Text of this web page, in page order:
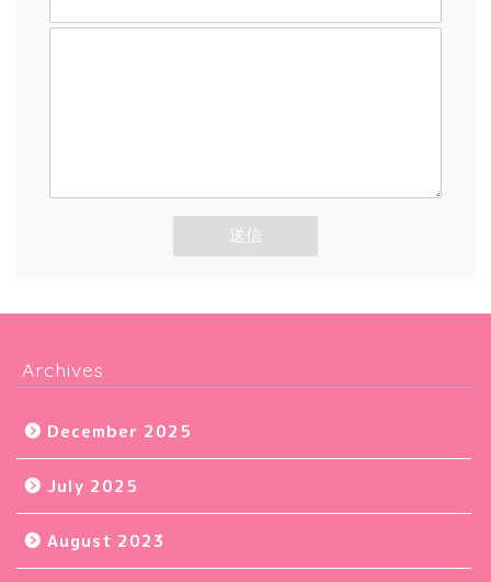
Archives
December 2025
July 2025
August 2023